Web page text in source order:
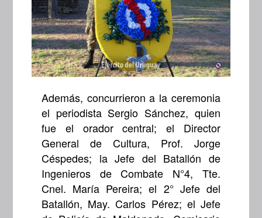
Además, concurrieron a la ceremonia
el periodista Sergio Sánchez, quien
fue el orador central; el Director
General de Cultura, Prof. Jorge
Céspedes; la Jefe del Batallón de
Ingenieros de Combate N°4, Tte.
Cnel. María Pereira; el 2° Jefe del
Batallón, May. Carlos Pérez; el Jefe